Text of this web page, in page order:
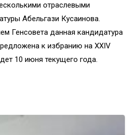
отраслевыми
Абельгази Кусаинова.
Генсовета данная кандидатура
к избранию на XXIV
10 июня текущего года.